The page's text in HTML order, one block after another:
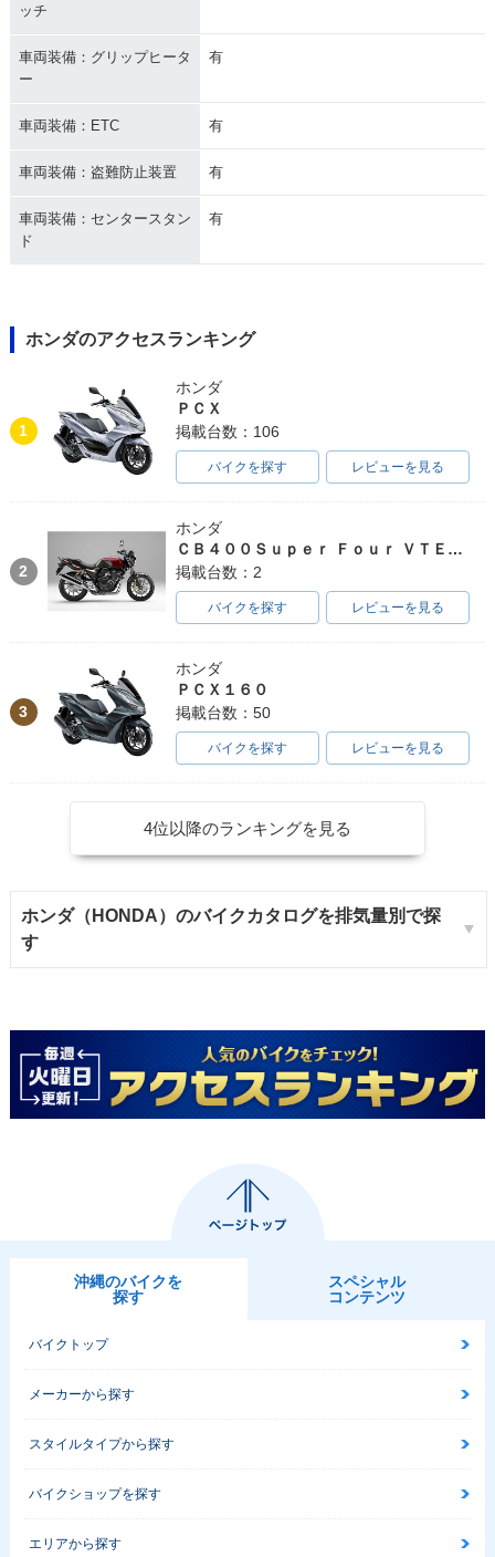
ッチ
車両装備：グリップヒータ
ー
有
車両装備：ETC 有
車両装備：盗難防止装置 有
車両装備：センタースタン
ド
有
ホンダのアクセスランキング
1
ホンダ
ＰＣＸ
掲載台数：106
バイクを探す レビューを見る
2
ホンダ
ＣＢ４００Ｓｕｐｅｒ Ｆｏｕｒ ＶＴＥＣ ＳＰＥＣ３
掲載台数：2
バイクを探す レビューを見る
3
ホンダ
ＰＣＸ１６０
掲載台数：50
バイクを探す レビューを見る
4位以降のランキングを見る
ホンダ（HONDA）のバイクカタログを排気量別で探
す
沖縄のバイクを
探す
スペシャル
コンテンツ
バイクトップ
メーカーから探す
スタイルタイプから探す
バイクショップを探す
エリアから探す